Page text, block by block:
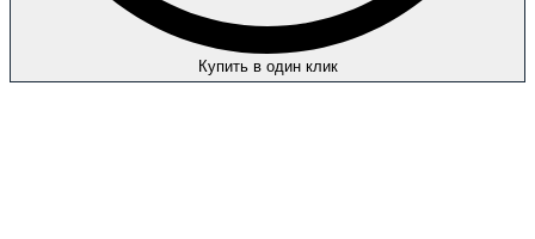
Купить в один клик